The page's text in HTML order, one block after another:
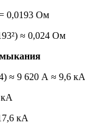
0,0193 Ом
≈ 0,024 Ом
≈ 9 620 А ≈ 9,6 кА
кА